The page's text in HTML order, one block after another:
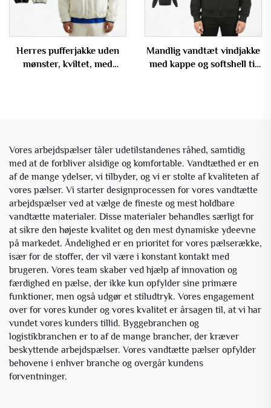
Herres pufferjakke uden
mønster, kviltet, med
Mandlig vandtæt vindjakke
med kappe og softshell til
Vores arbejdspælser tåler udetilstandenes råhed, samtidig
med at de forbliver alsidige og komfortable. Vandtæthed er en
af de mange ydelser, vi tilbyder, og vi er stolte af kvaliteten af
vores pælser. Vi starter designprocessen for vores vandtætte
arbejdspælser ved at vælge de fineste og mest holdbare
vandtætte materialer. Disse materialer behandles særligt for
at sikre den højeste kvalitet og den mest dynamiske ydeevne
på markedet. Åndelighed er en prioritet for vores pælserække,
især for de stoffer, der vil være i konstant kontakt med
brugeren. Vores team skaber ved hjælp af innovation og
færdighed en pælse, der ikke kun opfylder sine primære
funktioner, men også udgør et stiludtryk. Vores engagement
over for vores kunder og vores kvalitet er årsagen til, at vi har
vundet vores kunders tillid. Byggebranchen og
logistikbranchen er to af de mange brancher, der kræver
beskyttende arbejdspælser. Vores vandtætte pælser opfylder
behovene i enhver branche og overgår kundens
forventninger.